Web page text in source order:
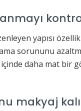
yapısı
sorununu
daha mat bir
makyaj